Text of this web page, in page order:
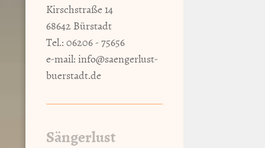
Kirschstraße 14
68642 Bürstadt
Tel.: 06206 - 75656
e-mail:info@saengerlust-
buerstadt.de
Sängerlust